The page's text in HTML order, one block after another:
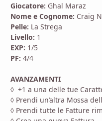
Giocatore: Ghal Maraz
Nome e Cognome: Craig
Pelle: La Strega
Livello: 1
EXP: 1/5
PF: 4/4
AVANZAMENTI
◊ +1 a una delle tue
◊ Prendi un’altra Mossa
◊ Prendi tutte le Fatture